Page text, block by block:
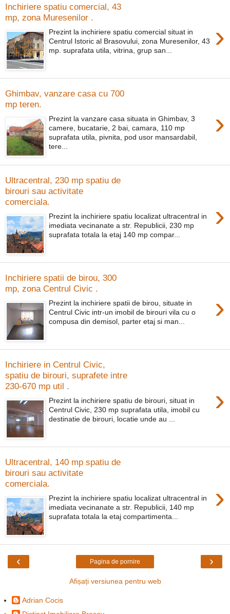
Inchiriere spatiu comercial, 43
mp, zona Muresenilor .
›
Prezint la inchiriere spatiu comercial situat in
Centrul Istoric al Brasovului, zona Muresenilor, 43
mp. suprafata utila, vitrina, grup san...
Ghimbav, vanzare casa cu 700
mp teren.
›
Prezint la vanzare casa situata in Ghimbav, 3
camere, bucatarie, 2 bai, camara, 110 mp
suprafata utila, pivnita, pod usor mansardabil,
tere...
Ultracentral, 230 mp spatiu de
birouri sau activitate
comerciala.
›
Prezint la inchiriere spatiu localizat ultracentral in
imediata vecinanate a str. Republicii, 230 mp
suprafata totala la etaj 140 mp compar...
Inchiriere spatii de birou, 300
mp, zona Centrul Civic .
›
Prezint la inchiriere spatii de birou, situate in
Centrul Civic intr-un imobil de birouri vila cu o
compusa din demisol, parter etaj si man...
Inchiriere in Centrul Civic,
spatiu de birouri, suprafete intre
230-670 mp util .
›
Prezint la inchiriere spatiu de birouri, situat in
Centrul Civic, 230 mp suprafata utila, imobil cu
destinatie de birouri, locatie unde au ...
Ultracentral, 140 mp spatiu de
birouri sau activitate
comerciala.
›
Prezint la inchiriere spatiu localizat ultracentral in
imediata vecinanate a str. Republicii, 140 mp
suprafata totala la etaj compartimenta...
‹ ›
Pagina de pornire
Afișați versiunea pentru web
Adrian Cocis